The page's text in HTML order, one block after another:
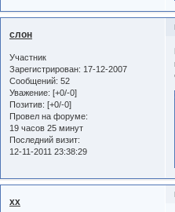
слон
Участник
Зарегистрирован: 17-12-2007
Сообщений: 52
Уважение: [+0/-0]
Позитив: [+0/-0]
Провел на форуме:
19 часов 25 минут
Последний визит:
12-11-2011 23:38:29
xx